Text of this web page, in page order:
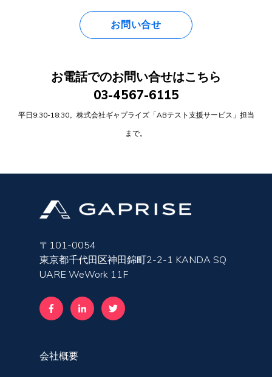
お問い合せ
お電話でのお問い合せはこちら
03-4567-6115
平日9:30-18:30。株式会社ギャプライズ「ABテスト支援サービス」担当
まで。
〒101-0054
東京都千代田区神田錦町2-2-1 KANDA SQ
UARE WeWork 11F
会社概要